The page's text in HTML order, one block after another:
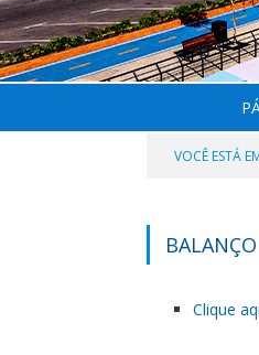
VOCÊ ESTÁ
Clique